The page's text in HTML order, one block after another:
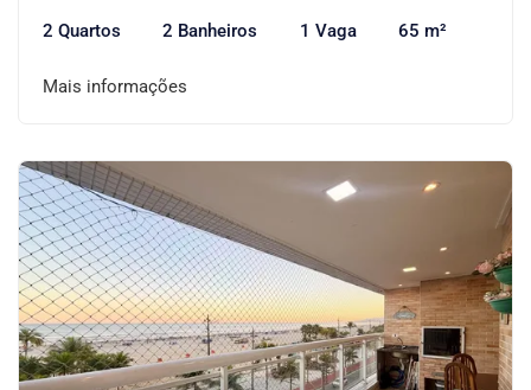
2 Quartos 2 Banheiros 1 Vaga 65 m²
Mais informações